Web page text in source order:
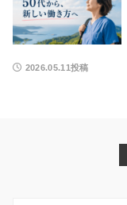
2026.05.11投稿